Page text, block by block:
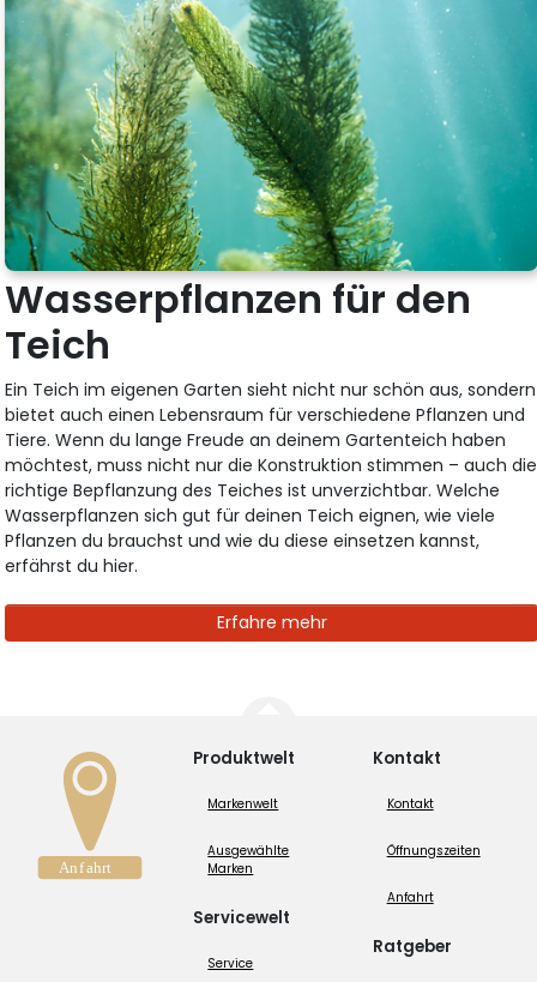
Wasserpflanzen für den
Teich
Ein Teich im eigenen Garten sieht nicht nur schön aus, sondern
bietet auch einen Lebensraum für verschiedene Pflanzen und
Tiere. Wenn du lange Freude an deinem Gartenteich haben
möchtest, muss nicht nur die Konstruktion stimmen – auch die
richtige Bepflanzung des Teiches ist unverzichtbar. Welche
Wasserpflanzen sich gut für deinen Teich eignen, wie viele
Pflanzen du brauchst und wie du diese einsetzen kannst,
erfährst du hier.
Erfahre mehr
Produktwelt
Markenwelt
Ausgewählte
Marken
Servicewelt
Service
Kontakt
Kontakt
Öffnungszeiten
Anfahrt
Ratgeber